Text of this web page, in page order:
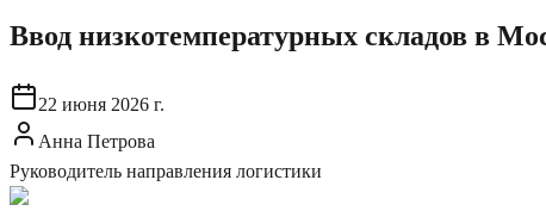
Ввод низкотемпературных складов в
22 июня 2026 г.
Анна Петрова
Руководитель направления логистики